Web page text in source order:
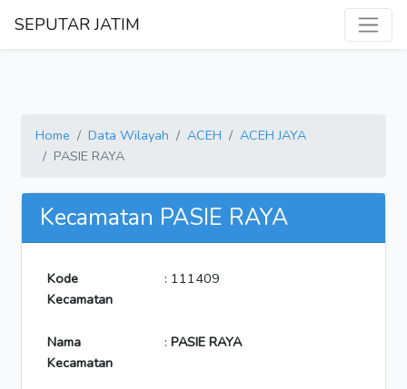
SEPUTAR JATIM
Home Data Wilayah ACEH
ACEH JAYA
PASIE RAYA
Kecamatan PASIE RAYA
Kode
Kecamatan
: 111409
Nama
Kecamatan
: PASIE RAYA